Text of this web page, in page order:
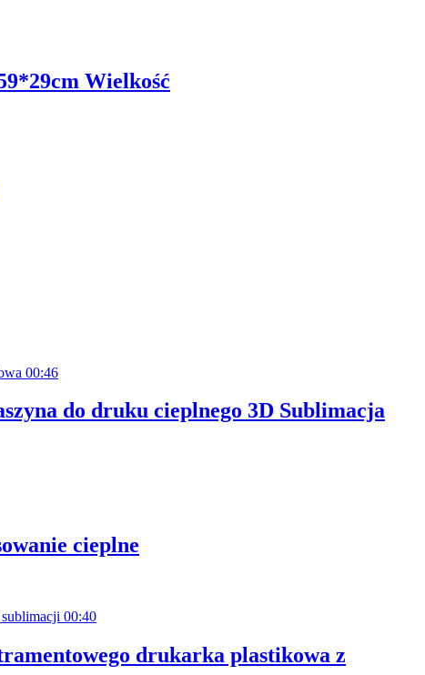
Wielkość
00:46
do druku cieplnego 3D Sublimacja
cieplne
00:40
drukarka plastikowa z